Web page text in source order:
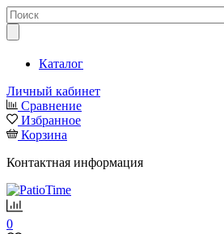
Каталог
Личный кабинет
Сравнение
Избранное
Корзина
Контактная информация
0